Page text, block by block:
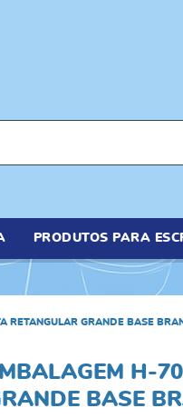
PRODUTOS PARA
RETANGULAR GRANDE BASE
H-
BASE